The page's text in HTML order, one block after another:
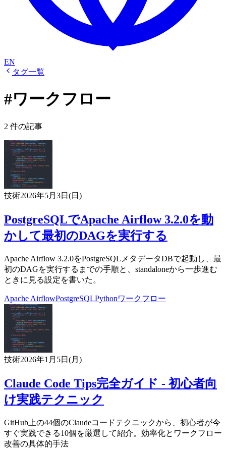
EN
タグ一覧
#ワークフロー
2 件の記事
技術2026年5月3日(日)
PostgreSQLでApache Airflow 3.2.0を動
かして最初のDAGを実行する
Apache Airflow 3.2.0をPostgreSQLメタデータDBで起動し、最
初のDAGを実行するまでの手順と、standaloneから一歩進む
ときに見る設定を書いた。
Apache AirflowPostgreSQLPythonワークフロー
技術2026年1月5日(月)
Claude Code Tips完全ガイド - 初心者向
け実践テクニック
GitHub上の44個のClaudeコードテクニックから、初心者が今
すぐ実践できる10個を厳選して紹介。効率化とワークフロー
改善の具体的手法